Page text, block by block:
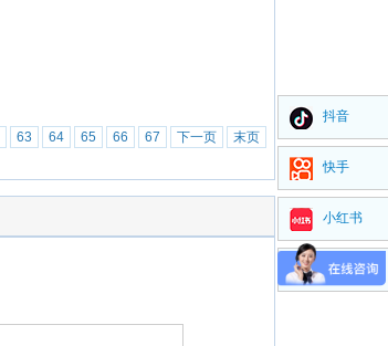
63 64 65 66 67 下一页 末页
抖音
快手
小红书
视频号